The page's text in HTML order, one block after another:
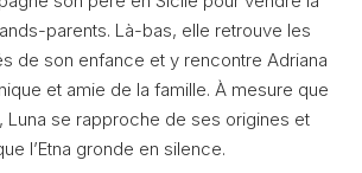
parents. Là-bas, elle retrouve les
de son enfance et y rencontre Adriana
et amie de la famille. À mesure que
Luna se rapproche de ses origines et
l’Etna gronde en silence.